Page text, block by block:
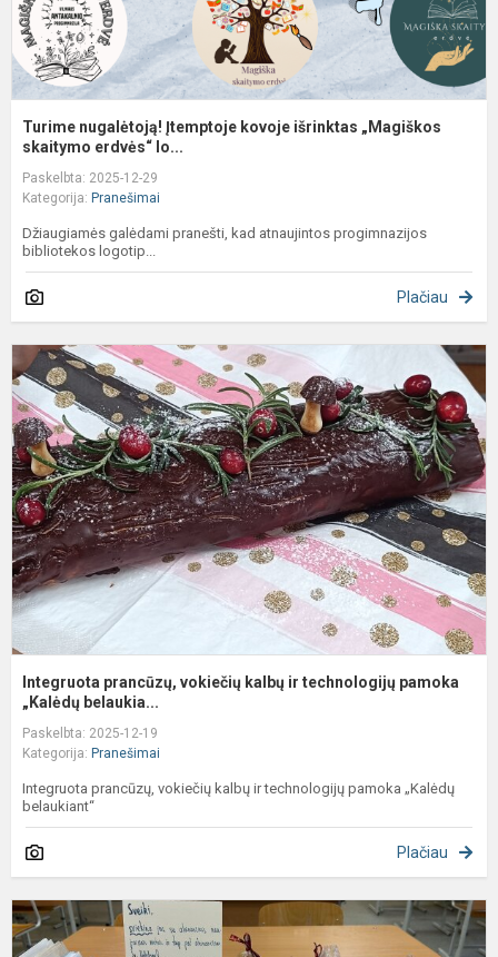
Turime nugalėtoją! Įtemptoje kovoje išrinktas „Magiškos
skaitymo erdvės“ lo...
Paskelbta: 2025-12-29
Kategorija: Pranešimai
Džiaugiamės galėdami pranešti, kad atnaujintos progimnazijos
bibliotekos logotip...
Plačiau
Integruota prancūzų, vokiečių kalbų ir technologijų pamoka
„Kalėdų belaukia...
Paskelbta: 2025-12-19
Kategorija: Pranešimai
Integruota prancūzų, vokiečių kalbų ir technologijų pamoka „Kalėdų
belaukiant“
Plačiau